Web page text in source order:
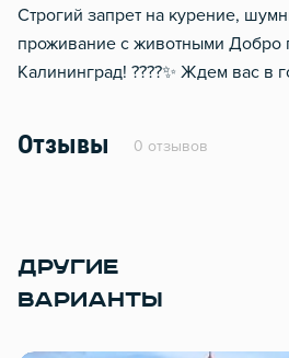
Строгий запрет на курение,
проживание с животными Добро
Калининград! ????✨ Ждем вас в
Отзывы 0 отзывов
ДРУГИЕ
ВАРИАНТЫ